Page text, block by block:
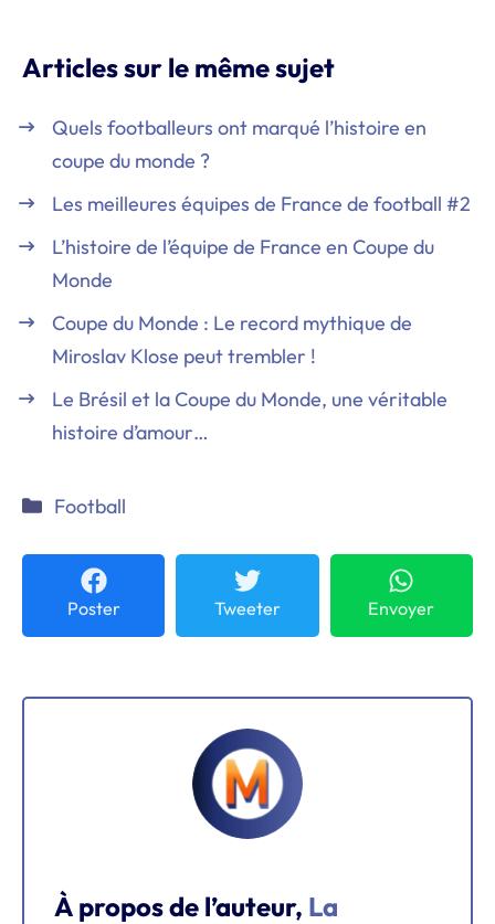
Articles sur le même sujet
Quels footballeurs ont marqué l’histoire en
coupe du monde ?
Les meilleures équipes de France de football #2
L’histoire de l’équipe de France en Coupe du
Monde
Coupe du Monde : Le record mythique de
Miroslav Klose peut trembler !
Le Brésil et la Coupe du Monde, une véritable
histoire d’amour…
Catégories
Football
Poster Tweeter Envoyer
À propos de l’auteur, La